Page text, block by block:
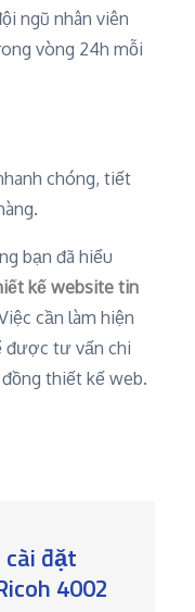
ngũ nhân viên
vòng 24h mỗi
chóng, tiết
bạn đã hiểu
kế website tin
cần làm hiện
được tư vấn chi
thiết kế web.
cài đặt
4002